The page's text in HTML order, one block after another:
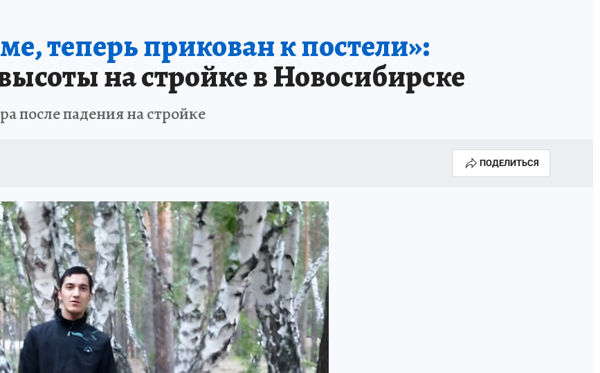
теперь прикован к постели»:
на стройке в Новосибирске
после падения на стройке
ПОДЕЛИТЬСЯ